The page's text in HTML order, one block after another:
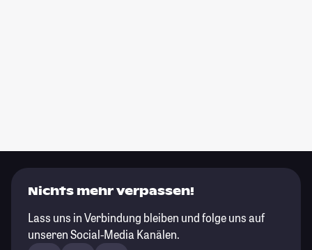
Nichts mehr verpassen!
Lass uns in Verbindung bleiben und folge uns auf
unseren Social-Media Kanälen.